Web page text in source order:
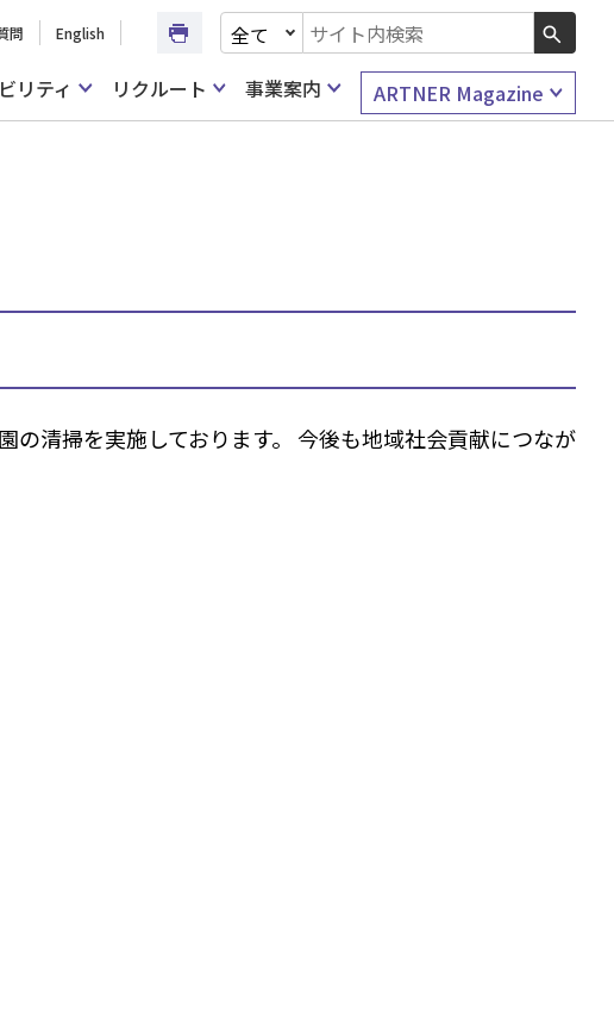
問 English
文書種別を選択
検索キーワード入力
リティ リクルート 事業案内 ARTNER Magazine
清掃を実施しております。 今後も地域社会貢献につなが